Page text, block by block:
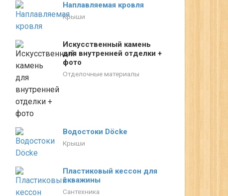
Наплавляемая кровля
Крыши
Искусственный камень
для внутренней отделки +
фото
Отделочные материалы
Водостоки Döcke
Крыши
Пластиковый кессон для
скважины
Сантехника